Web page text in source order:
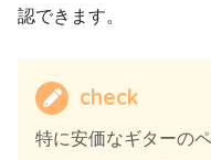
認できます。
check
特に安価なギターの